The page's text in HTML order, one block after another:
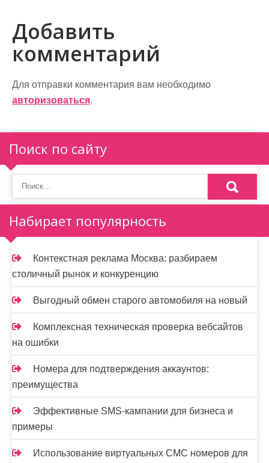
Добавить
комментарий
Для отправки комментария вам необходимо
авторизоваться.
Поиск по сайту
Набирает популярность
Контекстная реклама Москва: разбираем
столичный рынок и конкуренцию
Выгодный обмен старого автомобиля на новый
Комплексная техническая проверка вебсайтов
на ошибки
Номера для подтверждения аккаунтов:
преимущества
Эффективные SMS-кампании для бизнеса и
примеры
Использование виртуальных СМС номеров для